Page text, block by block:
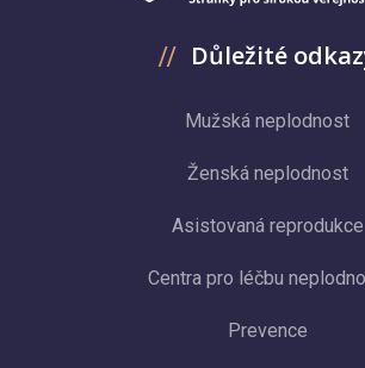
Důležité
Mužská neplodnost
Ženská neplodnost
Asistovaná reprodukce
Centra pro léčbu
Prevence